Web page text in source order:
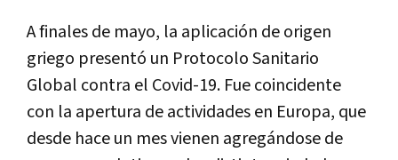
A finales de mayo, la aplicación de origen
griego presentó un Protocolo Sanitario
Global contra el Covid-19. Fue coincidente
con la apertura de actividades en Europa, que
desde hace un mes vienen agregándose de